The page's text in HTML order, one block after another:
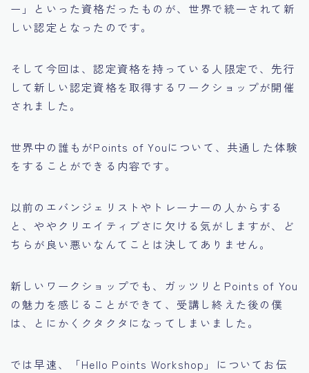
ー」といった資格だったものが、世界で統一されて新
しい認定となったのです。
そして今回は、認定資格を持っている人限定で、先行
して新しい認定資格を取得するワークショップが開催
されました。
世界中の誰もがPoints of Youについて、共通した体験
をすることができる内容です。
以前のエバンジェリストやトレーナーの人からする
と、ややクリエイティブさに欠ける気がしますが、ど
ちらが良い悪いなんてことは決してありません。
新しいワークショップでも、ガッツリとPoints of You
の魅力を感じることができて、受講し終えた後の僕
は、とにかくクタクタになってしまいました。
では早速、「Hello Points Workshop」についてお伝